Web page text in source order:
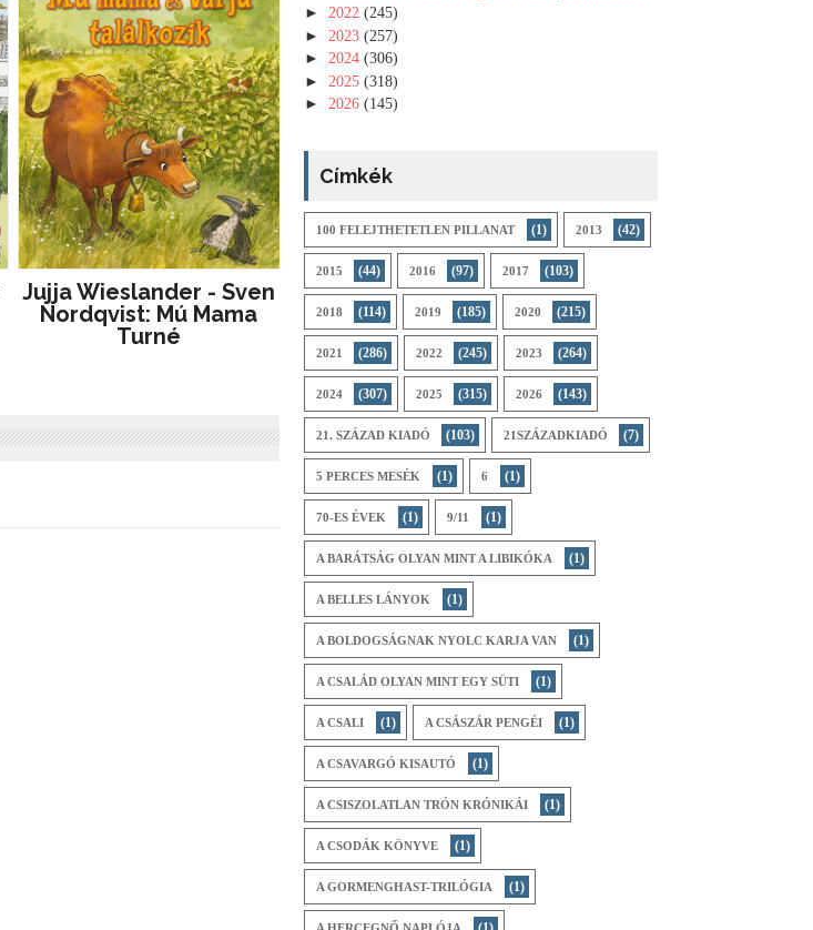
Jujja Wieslander - Sven
Nordqvist: Mú Mama
Turné
► 2022 (245)
► 2023 (257)
► 2024 (306)
► 2025 (318)
► 2026 (145)
Címkék
100 FELEJTHETETLEN PILLANAT (1) 2013 (42)
2015 (44) 2016 (97) 2017 (103)
2018 (114) 2019 (185) 2020 (215)
2021 (286) 2022 (245) 2023 (264)
2024 (307) 2025 (315) 2026 (143)
21. SZÁZAD KIADÓ (103) 21SZÁZADKIADÓ (7)
5 PERCES MESÉK (1) 6 (1)
70-ES ÉVEK (1) 9/11 (1)
A BARÁTSÁG OLYAN MINT A LIBIKÓKA (1)
A BELLES LÁNYOK (1)
A BOLDOGSÁGNAK NYOLC KARJA VAN (1)
A CSALÁD OLYAN MINT EGY SÜTI (1)
A CSALI (1) A CSÁSZÁR PENGÉI (1)
A CSAVARGÓ KISAUTÓ (1)
A CSISZOLATLAN TRÓN KRÓNIKÁI (1)
A CSODÁK KÖNYVE (1)
A GORMENGHAST-TRILÓGIA (1)